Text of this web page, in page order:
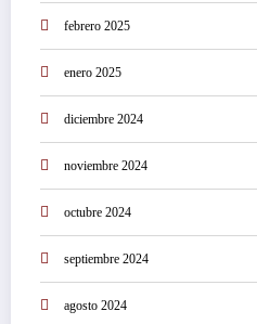
febrero 2025
enero 2025
diciembre 2024
noviembre 2024
octubre 2024
septiembre 2024
agosto 2024